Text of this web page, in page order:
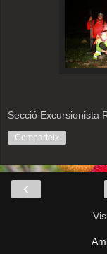
Secció Excursionista
Comparteix
‹